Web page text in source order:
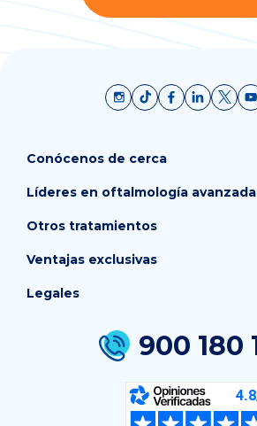
Conócenos de cerca
Líderes en oftalmología avanzada
Otros tratamientos
Ventajas exclusivas
900 180
Legales